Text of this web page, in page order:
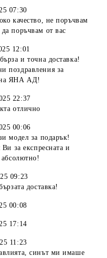
07:30
качество, не поръчвам
поръчвам от вас
12:01
и точна доставка!
поздравления за
на ЯНА АД!
22:37
отлично
00:06
модел за подарък!
за експресната и
абсолютно!
09:23
доставка!
00:08
17:14
11:23
синът ми имаше